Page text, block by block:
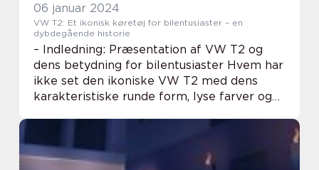
06 januar 2024
VW T2: Et ikonisk køretøj for bilentusiaster – en
dybdegående historie
– Indledning: Præsentation af VW T2 og
dens betydning for bilentusiaster Hvem har
ikke set den ikoniske VW T2 med dens
karakteristiske runde form, lyse farver og